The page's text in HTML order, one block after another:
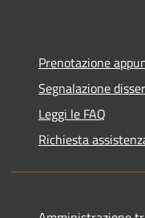
Prenotazione
Segnalazione
Leggi le FAQ
Richiesta